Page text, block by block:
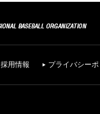
採用情報 プライバシー